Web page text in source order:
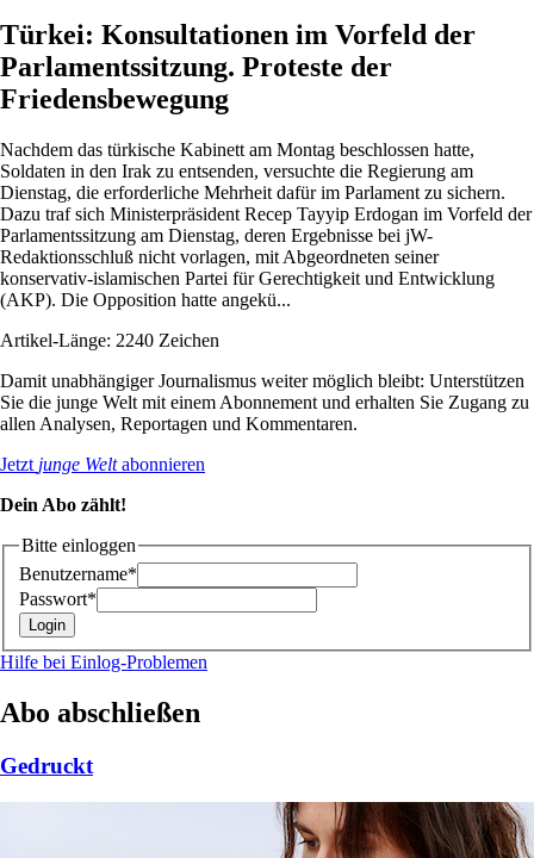
Türkei: Konsultationen im Vorfeld der
Parlamentssitzung. Proteste der
Friedensbewegung
Nachdem das türkische Kabinett am Montag beschlossen hatte,
Soldaten in den Irak zu entsenden, versuchte die Regierung am
Dienstag, die erforderliche Mehrheit dafür im Parlament zu sichern.
Dazu traf sich Ministerpräsident Recep Tayyip Erdogan im Vorfeld der
Parlamentssitzung am Dienstag, deren Ergebnisse bei jW-
Redaktionsschluß nicht vorlagen, mit Abgeordneten seiner
konservativ-islamischen Partei für Gerechtigkeit und Entwicklung
(AKP). Die Opposition hatte angekü...
Artikel-Länge: 2240 Zeichen
Damit unabhängiger Journalismus weiter möglich bleibt: Unterstützen
Sie die junge Welt mit einem Abonnement und erhalten Sie Zugang zu
allen Analysen, Reportagen und Kommentaren.
Jetzt junge Weltabonnieren
Dein Abo zählt!
Bitte einloggen
Benutzername*
Passwort*
Hilfe bei Einlog-Problemen
Abo abschließen
Gedruckt